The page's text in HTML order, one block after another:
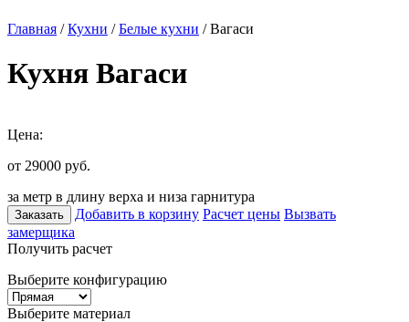
Главная /Кухни /Белые кухни / Вагаси
Кухня Вагаси
Цена:
от 29000 руб.
за метр в длину верха и низа гарнитура
Заказать Добавить в корзину Расчет цены Вызвать
замерщика
Получить расчет
Выберите конфигурацию
Выберите материал